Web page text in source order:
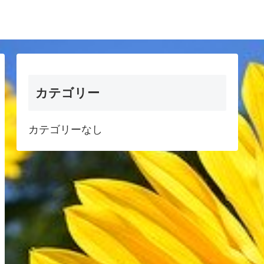
カテゴリー
カテゴリーなし